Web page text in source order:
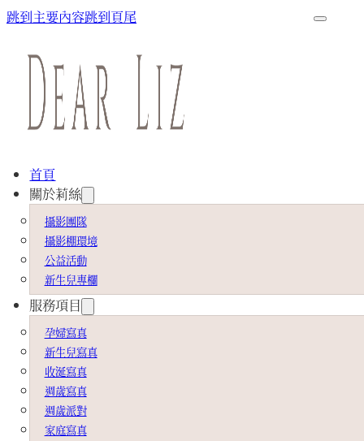
跳到主要內容跳到頁尾
首頁
關於莉絲
攝影團隊
攝影棚環境
公益活動
新生兒專欄
服務項目
孕婦寫真
新生兒寫真
收涎寫真
週歲寫真
週歲派對
家庭寫真